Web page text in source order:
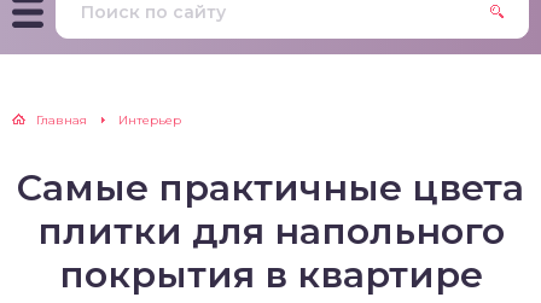
Главная Интерьер
Самые практичные цвета
плитки для напольного
покрытия в квартире